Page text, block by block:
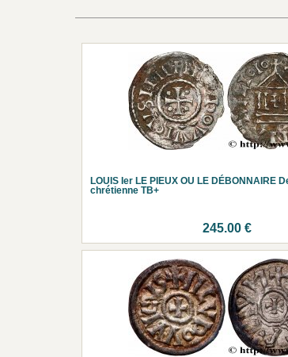
LOUIS Ier LE PIEUX OU LE DÉBONNAIRE
chrétienne TB+
245.00 €